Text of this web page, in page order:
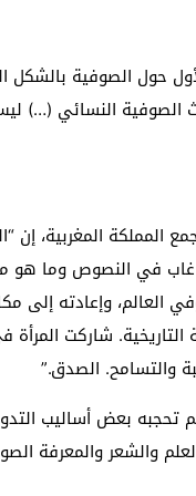
– في الصورة: إحباط
غير شرعيين أثناء محاولتهم
السعودي للمرة الأولى منذ
حول الصوفية بالشكل
الصوفية النسائي
المملكة
ما غاب في النصوص
العالم، وإعادته إلى
شاركت
والتسامح. الصدق.”
تحجبه بعض أساليب
والشعر والمعرفة